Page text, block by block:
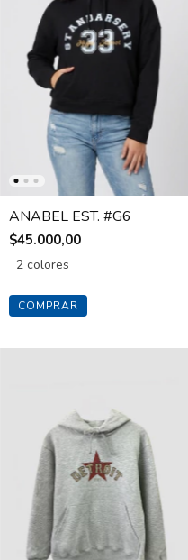
ANABEL EST. #G6
$45.000,00
2 colores
COMPRAR